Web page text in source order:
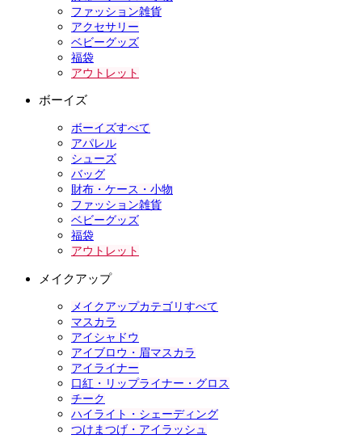
ファッション雑貨
アクセサリー
ベビーグッズ
福袋
アウトレット
ボーイズ
ボーイズすべて
アパレル
シューズ
バッグ
財布・ケース・小物
ファッション雑貨
ベビーグッズ
福袋
アウトレット
メイクアップ
メイクアップカテゴリすべて
マスカラ
アイシャドウ
アイブロウ・眉マスカラ
アイライナー
口紅・リップライナー・グロス
チーク
ハイライト・シェーディング
つけまつげ・アイラッシュ